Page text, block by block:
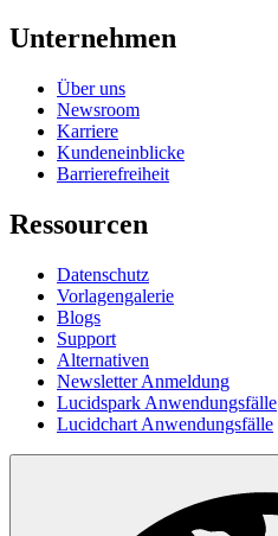
Unternehmen
Über uns
Newsroom
Karriere
Kundeneinblicke
Barrierefreiheit
Ressourcen
Datenschutz
Vorlagengalerie
Blogs
Support
Alternativen
Newsletter Anmeldung
Lucidspark Anwendungsfälle
Lucidchart Anwendungsfälle